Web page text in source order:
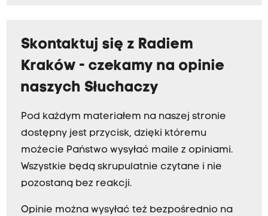
Skontaktuj się z Radiem
Kraków - czekamy na opinie
naszych Słuchaczy
Pod każdym materiałem na naszej stronie
dostępny jest przycisk, dzięki któremu
możecie Państwo wysyłać maile z opiniami.
Wszystkie będą skrupulatnie czytane i nie
pozostaną bez reakcji.
Opinie można wysyłać też bezpośrednio na